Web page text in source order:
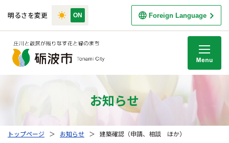
明るさを変更 Foreign Language
お知らせ
トップページ ＞ お知らせ ＞ 建築確認（申請、相談 ほか）